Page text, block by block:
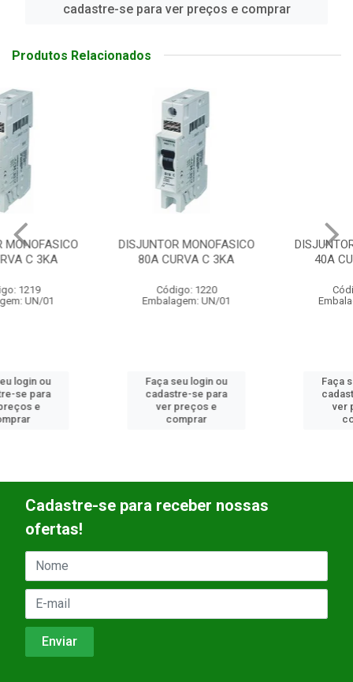
cadastre-se para ver preços e comprar
Produtos Relacionados
DISJUNTOR MONOFASICO
80A CURVA C 3KA
Embalagem: UN/01
Faça seu login ou
cadastre-se para
DISJUNTOR MONOFASICO
40A CURVA C 3KA
Embalagem: UN/01
Faça seu login ou
cadastre-se para
Cadastre-se para receber nossas
ofertas!